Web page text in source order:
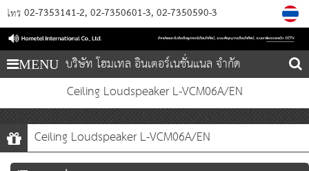
โทร 02-7353141-2 02-7350601-3 02-7350590-3
MENU บริษัท โฮมเทล อินเตอร์เนชั่นแนล จำกัด
Ceiling Loudspeaker L-VCM06A/EN
Ceiling Loudspeaker L-VCM06A/EN